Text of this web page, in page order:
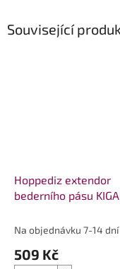
Související
Hoppediz extendor
bederního pásu
Na objednávku 7-14 dní
509 Kč